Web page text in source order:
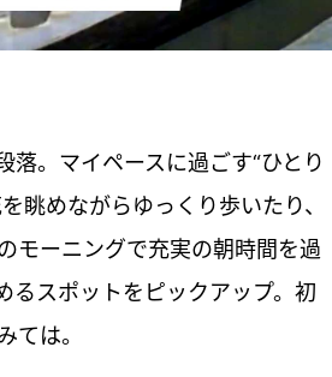
。マイペースに過ごす“ひとり
眺めながらゆっくり歩いたり、
モーニングで充実の朝時間を過
るスポットをピックアップ。初
ては。